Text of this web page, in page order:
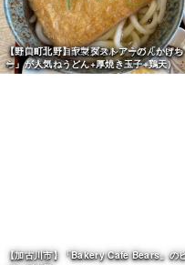
【稲美町】「自家製麺セルフうどんむぎわ
ら」（きつねうどん+厚焼き玉子+鶏天）
【野口町北野】ヤマダストアーの「かけち